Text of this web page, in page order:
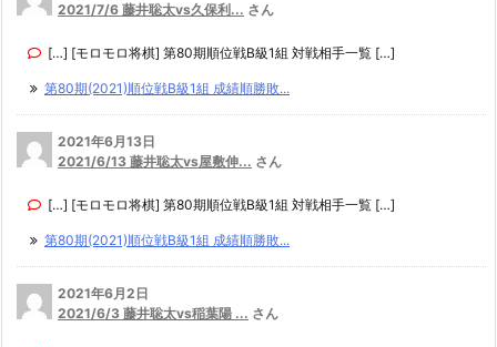
2021/7/6 藤井聡太vs久保利... さん
[…] [モロモロ将棋] 第80期順位戦B級1組 対戦相手一覧 […]
第80期(2021)順位戦B級1組 成績順勝敗...
2021年6月13日
2021/6/13 藤井聡太vs屋敷伸... さん
[…] [モロモロ将棋] 第80期順位戦B級1組 対戦相手一覧 […]
第80期(2021)順位戦B級1組 成績順勝敗...
2021年6月2日
2021/6/3 藤井聡太vs稲葉陽 ... さん